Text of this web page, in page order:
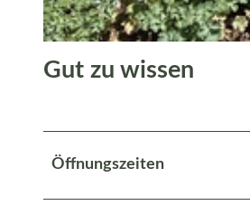
Gut zu wissen
Öffnungszeiten